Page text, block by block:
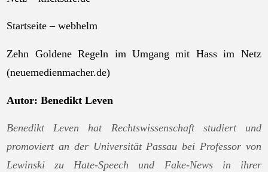
Startseite – webhelm
Zehn Goldene Regeln im Umgang mit Hass im Netz
(neuemedienmacher.de)
Autor: Benedikt Leven
Benedikt Leven hat Rechtswissenschaft studiert und
promoviert an der Universität Passau bei Professor von
Lewinski zu Hate-Speech und Fake-News in ihrer